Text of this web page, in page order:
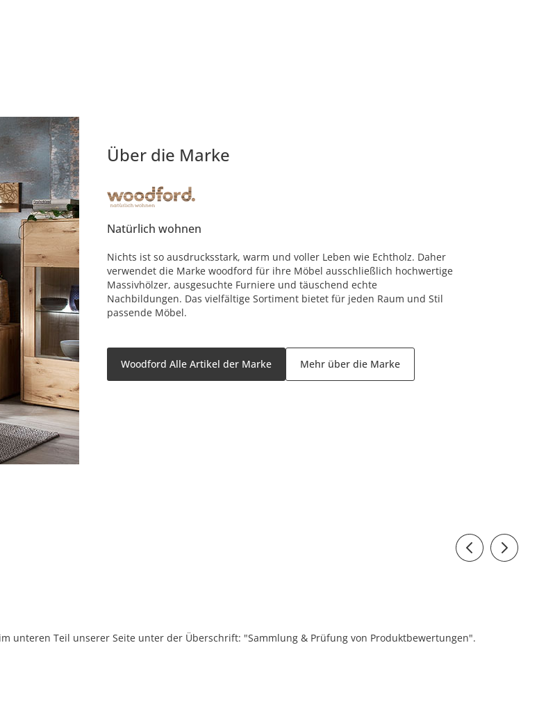
Über die Marke
Natürlich wohnen
Nichts ist so ausdrucksstark, warm und voller Leben wie Echtholz. Daher
verwendet die Marke woodford für ihre Möbel ausschließlich hochwertige
Massivhölzer, ausgesuchte Furniere und täuschend echte
Nachbildungen. Das vielfältige Sortiment bietet für jeden Raum und Stil
passende Möbel.
Woodford Alle Artikel der Marke Mehr über die Marke
unteren Teil unserer Seite unter der Überschrift: "Sammlung & Prüfung von Produktbewertungen".